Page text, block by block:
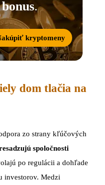
.
kryptomeny
dom tlačia na
zo strany kľúčových
spoločnosti
po regulácii a dohľade
investorov. Medzi